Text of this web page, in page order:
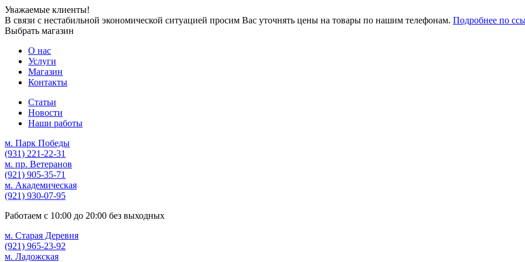
Уважаемые клиенты!
В связи с нестабильной экономической ситуацией просим Вас уточнять цены на товары по нашим телефонам. Подробнее по
Выбрать магазин
О нас
Услуги
Магазин
Контакты
Статьи
Новости
Наши работы
м. Парк Победы
(931) 221-22-31
м. пр. Ветеранов
(921) 905-35-71
м. Академическая
(921) 930-07-95
Работаем с 10:00 до 20:00 без выходных
м. Старая Деревня
(921) 965-23-92
м. Ладожская